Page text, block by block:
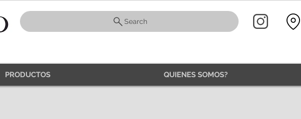
Search
PRODUCTOS QUIENES SOMOS?